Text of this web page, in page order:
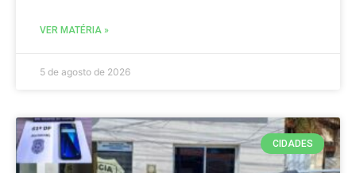
VER MATÉRIA »
5 de agosto de 2026
CIDADES